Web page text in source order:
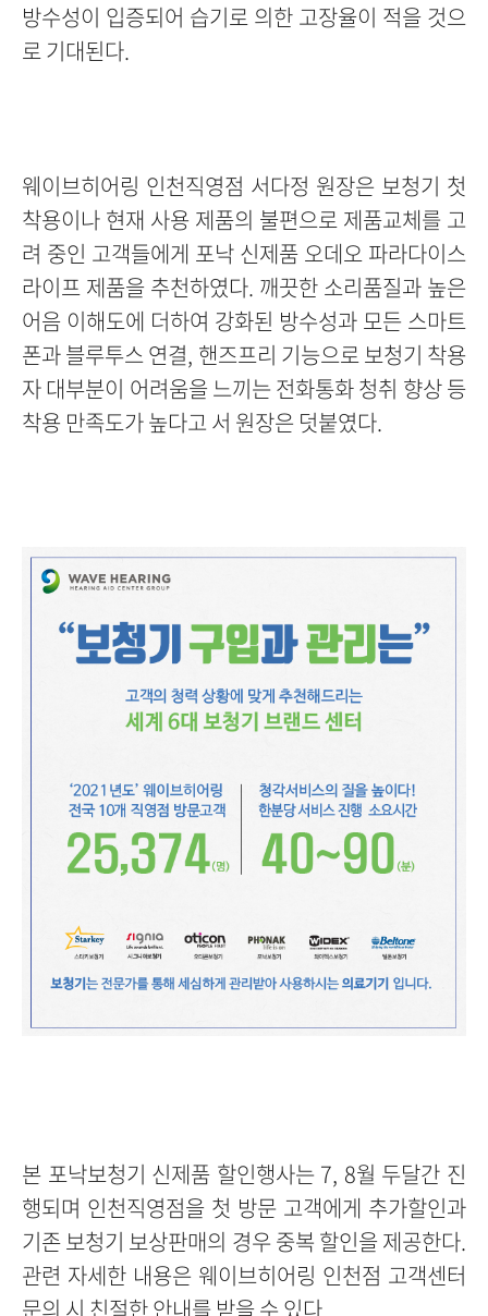
방수성이 입증되어 습기로 의한 고장율이 적을 것으
로 기대된다.
웨이브히어링 인천직영점 서다정 원장은 보청기 첫
착용이나 현재 사용 제품의 불편으로 제품교체를 고
려 중인 고객들에게 포낙 신제품 오데오 파라다이스
라이프 제품을 추천하였다. 깨끗한 소리품질과 높은
어음 이해도에 더하여 강화된 방수성과 모든 스마트
폰과 블루투스 연결, 핸즈프리 기능으로 보청기 착용
자 대부분이 어려움을 느끼는 전화통화 청취 향상 등
착용 만족도가 높다고 서 원장은 덧붙였다.
본 포낙보청기 신제품 할인행사는 7, 8월 두달간 진
행되며 인천직영점을 첫 방문 고객에게 추가할인과
기존 보청기 보상판매의 경우 중복 할인을 제공한다.
관련 자세한 내용은 웨이브히어링 인천점 고객센터
문의 시 친절한 안내를 받을 수 있다